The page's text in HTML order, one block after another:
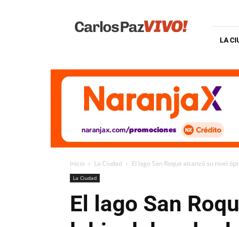
Vivo
LA
Inicio La Ciudad El lago San Roque alcanzó su nivel
La Ciudad
El lago San